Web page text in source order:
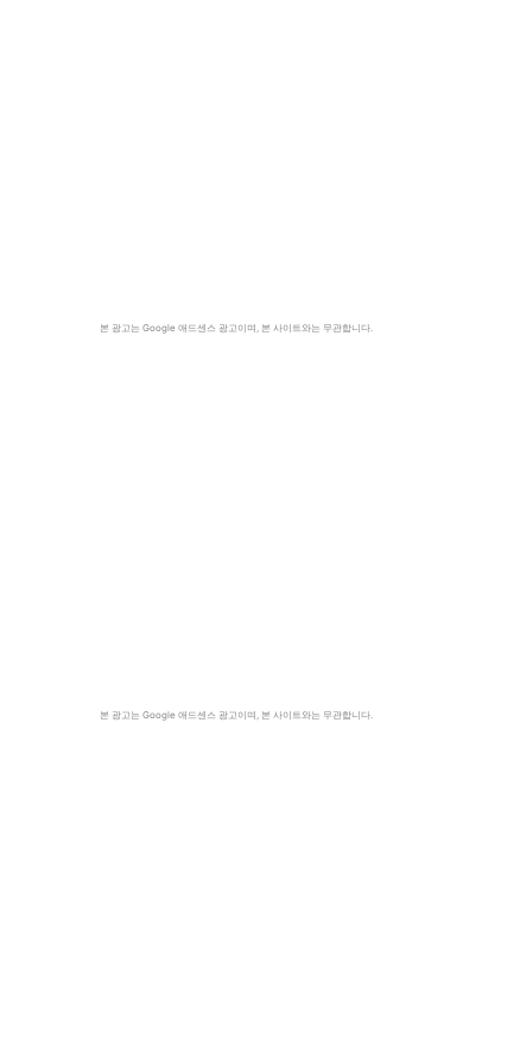
본 광고는 Google 애드센스 광고이며, 본 사이트와는 무관합니다.
본 광고는 Google 애드센스 광고이며, 본 사이트와는 무관합니다.